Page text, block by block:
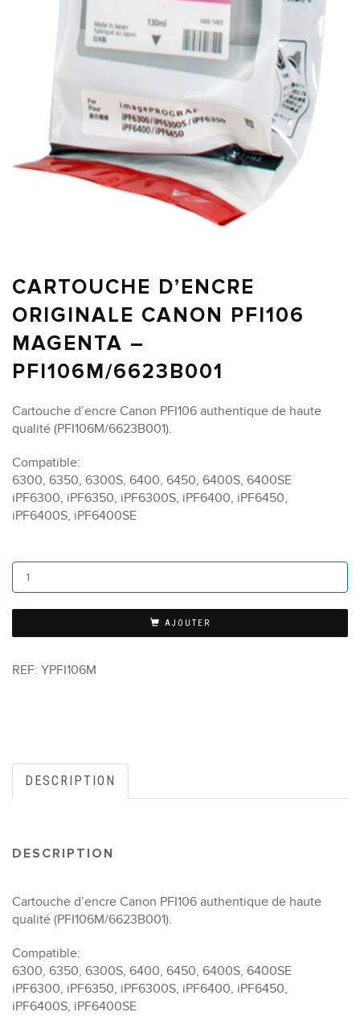
CARTOUCHE D’ENCRE
ORIGINALE CANON PFI106
MAGENTA –
PFI106M/6623B001
Cartouche d’encre Canon PFI106 authentique de haute
qualité (PFI106M/6623B001).
Compatible:
6300, 6350, 6300S, 6400, 6450, 6400S, 6400SE
iPF6300, iPF6350, iPF6300S, iPF6400, iPF6450,
iPF6400S, iPF6400SE
AJOUTER
REF: YPFI106M
DESCRIPTION
DESCRIPTION
Cartouche d’encre Canon PFI106 authentique de haute
qualité (PFI106M/6623B001).
Compatible:
6300, 6350, 6300S, 6400, 6450, 6400S, 6400SE
iPF6300, iPF6350, iPF6300S, iPF6400, iPF6450,
iPF6400S, iPF6400SE